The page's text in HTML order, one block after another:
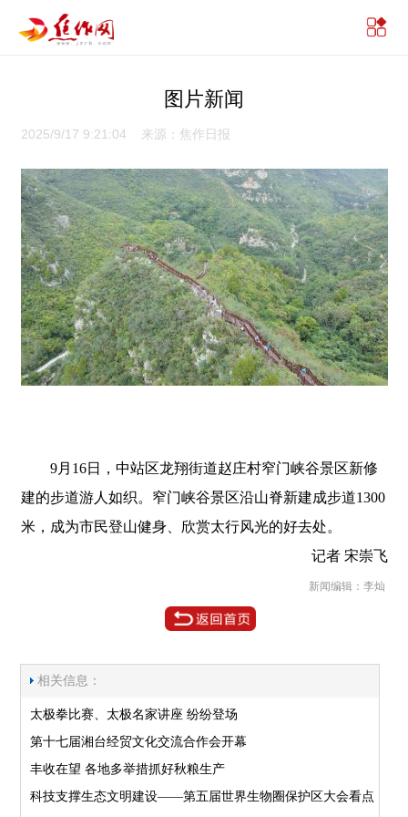
图片新闻
2025/9/17 9:21:04 来源：焦作日报
9月16日，中站区龙翔街道赵庄村窄门峡谷景区新修
建的步道游人如织。窄门峡谷景区沿山脊新建成步道1300
米，成为市民登山健身、欣赏太行风光的好去处。
记者 宋崇飞
新闻编辑：李灿
相关信息：
太极拳比赛、太极名家讲座 纷纷登场
第十七届湘台经贸文化交流合作会开幕
丰收在望 各地多举措抓好秋粮生产
科技支撑生态文明建设——第五届世界生物圈保护区大会看点